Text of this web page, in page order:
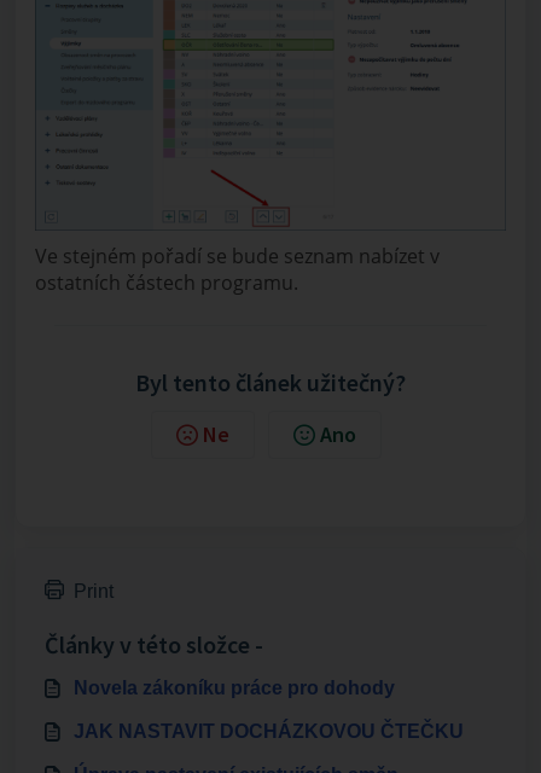
Ve stejném pořadí se bude seznam nabízet v
ostatních částech programu.
Byl tento článek užitečný?
Ne Ano
Print
Články v této složce -
Novela zákoníku práce pro dohody
JAK NASTAVIT DOCHÁZKOVOU ČTEČKU